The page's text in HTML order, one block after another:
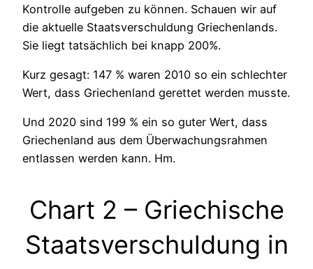
Kontrolle aufgeben zu können. Schauen wir auf
die aktuelle Staatsverschuldung Griechenlands.
Sie liegt tatsächlich bei knapp 200%.
Kurz gesagt: 147 % waren 2010 so ein schlechter
Wert, dass Griechenland gerettet werden musste.
Und 2020 sind 199 % ein so guter Wert, dass
Griechenland aus dem Überwachungsrahmen
entlassen werden kann. Hm.
Chart 2 – Griechische
Staatsverschuldung in